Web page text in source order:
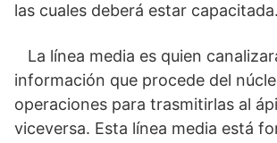
las cuales deberá estar
La línea media es quien
información que procede del
operaciones para trasmitirlas al
viceversa. Esta línea media está